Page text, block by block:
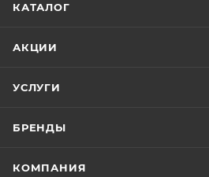
КАТАЛОГ
АКЦИИ
УСЛУГИ
БРЕНДЫ
КОМПАНИЯ